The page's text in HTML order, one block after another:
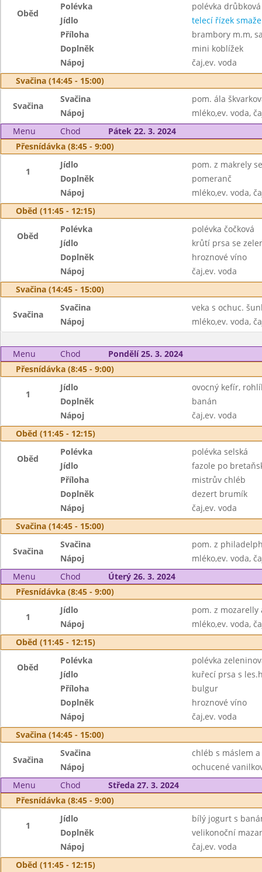
Oběd
Polévka
polévka
Jídlo
telecí řízek
Příloha
brambory m.m,
Doplněk
mini koblížek
Nápoj
čaj,ev. voda
Svačina (14:45 - 15:00)
Svačina
Svačina
pom. ála
Nápoj
mléko,ev. voda,
Menu
Chod
Pátek 22. 3. 2024
Přesnídávka (8:45 - 9:00)
1
Jídlo
pom. z makrely
Doplněk
pomeranč
Nápoj
mléko,ev. voda,
Oběd (11:45 - 12:15)
Oběd
Polévka
polévka čočková
Jídlo
krůtí prsa se
Doplněk
hroznové víno
Nápoj
čaj,ev. voda
Svačina (14:45 - 15:00)
Svačina
Svačina
veka s ochuc.
Nápoj
mléko,ev. voda,
Menu Chod
Pondělí 25. 3. 2024
Přesnídávka (8:45 - 9:00)
1
Jídlo
ovocný kefír,
Doplněk
banán
Nápoj
čaj,ev. voda
Oběd (11:45 - 12:15)
Oběd
Polévka
polévka selská
Jídlo
fazole po
Příloha
mistrův chléb
Doplněk
dezert brumík
Nápoj
čaj,ev. voda
Svačina (14:45 - 15:00)
Svačina
Svačina
pom. z
Nápoj
mléko,ev. voda,
Menu
Chod
Úterý 26. 3. 2024
Přesnídávka (8:45 - 9:00)
1
Jídlo
pom. z mozarelly
Nápoj
mléko,ev. voda,
Oběd (11:45 - 12:15)
Oběd
Polévka
polévka
Jídlo
kuřecí prsa s
Příloha
bulgur
Doplněk
hroznové víno
Nápoj
čaj,ev. voda
Svačina (14:45 - 15:00)
Svačina
Svačina
chléb s máslem
Nápoj
ochucené
Menu
Chod
Středa 27. 3. 2024
Přesnídávka (8:45 - 9:00)
1
Jídlo
bílý jogurt s
Doplněk
velikonoční
Nápoj
čaj,ev. voda
Oběd (11:45 - 12:15)